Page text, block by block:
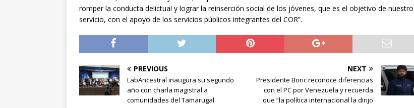
romper la conducta delictual y lograr la reinserción social de los jóvenes, que es el objetivo de nuestro
servicio, con el apoyo de los servicios públicos integrantes del COR”.
PREVIOUS
LabAncestral inaugura su segundo
año con charla magistral a
comunidades del Tamarugal
NEXT
Presidente Boric reconoce diferencias
con el PC por Venezuela y recuerda
que “la política internacional la dirijo